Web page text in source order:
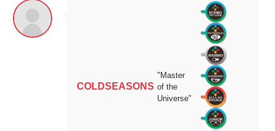
COLDSEASONS
"Master
of the
Universe"